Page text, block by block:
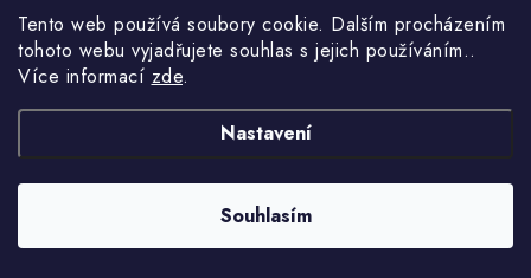
Tento web používá soubory cookie. Dalším procházením
tohoto webu vyjadřujete souhlas s jejich používáním..
Více informací zde.
Nastavení
Souhlasím
Dobrý triko. Všechna práva vyhrazena.